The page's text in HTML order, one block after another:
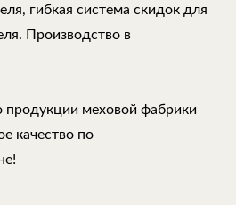
гибкая система скидок для
Производство в
продукции меховой фабрики
качество по